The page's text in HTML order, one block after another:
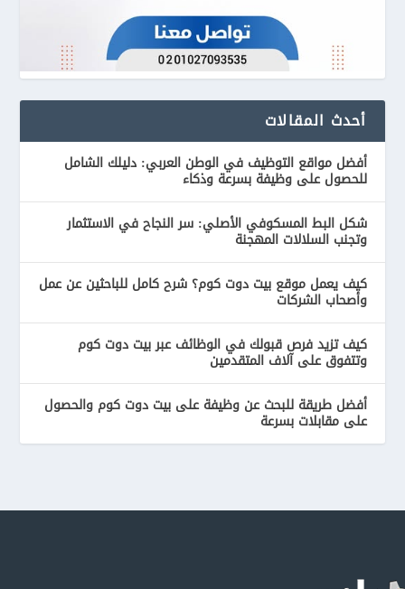
أحدث المقالات
أفضل مواقع التوظيف في الوطن العربي: دليلك الشامل
للحصول على وظيفة بسرعة وذكاء
شكل البط المسكوفي الأصلي: سر النجاح في الاستثمار
وتجنب السلالات المهجنة
كيف يعمل موقع بيت دوت كوم؟ شرح كامل للباحثين عن عمل
وأصحاب الشركات
كيف تزيد فرص قبولك في الوظائف عبر بيت دوت كوم
وتتفوق على آلاف المتقدمين
أفضل طريقة للبحث عن وظيفة على بيت دوت كوم والحصول
على مقابلات بسرعة